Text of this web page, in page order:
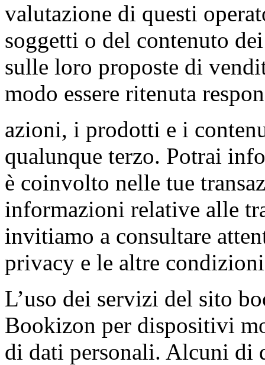
valutazione di questi
soggetti o del contenuto
sulle loro proposte di
modo essere ritenuta
azioni, i prodotti e i
qualunque terzo. Potrai
è coinvolto nelle tue
informazioni relative alle
invitiamo a consultare
privacy e le altre
L’uso dei servizi del sito
Bookizon per dispositivi
di dati personali. Alcuni di